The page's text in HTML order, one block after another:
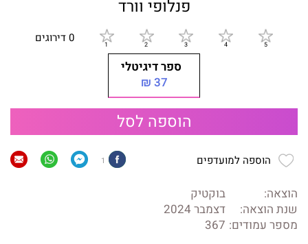
פנלופי וורד
0 דירוגים
ספר דיגיטלי
37 ₪
הוספה לסל
הוספה למועדפים 1
הוצאה:
בוקטיק
שנת הוצאה:
דצמבר 2024
מספר עמודים: 367